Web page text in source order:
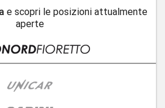
e scopri le posizioni attualmente
aperte